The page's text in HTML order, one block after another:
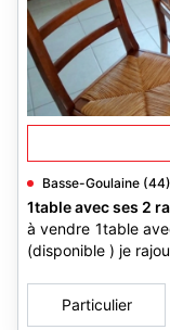
Basse-Goulaine (44)
1table avec ses 2
à vendre 1table
(disponible ) je
Particulier